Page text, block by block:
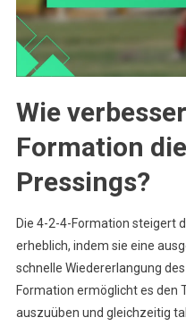
Wie
Formation
Pressings?
Die 4-2-4-Formation steigert
erheblich, indem sie eine
schnelle Wiedererlangung
Formation ermöglicht es den
auszuüben und gleichzeitig